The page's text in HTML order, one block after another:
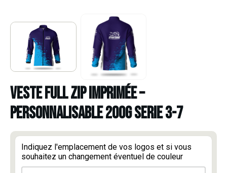
VESTE FULL ZIP IMPRIMÉE –
PERSONNALISABLE 200G SERIE 3-7
Indiquez l'emplacement de vos logos et si vous
souhaitez un changement éventuel de couleur